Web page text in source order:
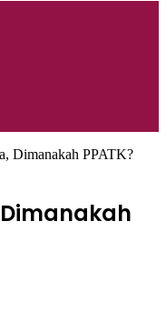
Dimanakah PPATK?